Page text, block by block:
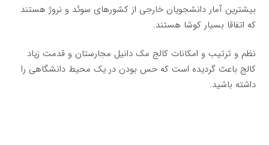
بیشترین آمار دانشجویان خارجی از کشورهای سوئد و نروژ هستند
که اتفاقا بسیار کوشا هستند.
نظم و ترتیب و امکانات کالج مک دانیل مجارستان و قدمت زیاد
کالج باعث گردیده است که حس بودن در یک محیط دانشگاهی را
داشته باشید.